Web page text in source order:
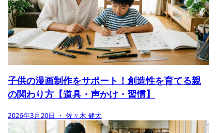
子供の漫画制作をサポート！創造性を育てる親
の関わり方【道具・声かけ・習慣】
2026年3月20日 ・ 佐々木 健太